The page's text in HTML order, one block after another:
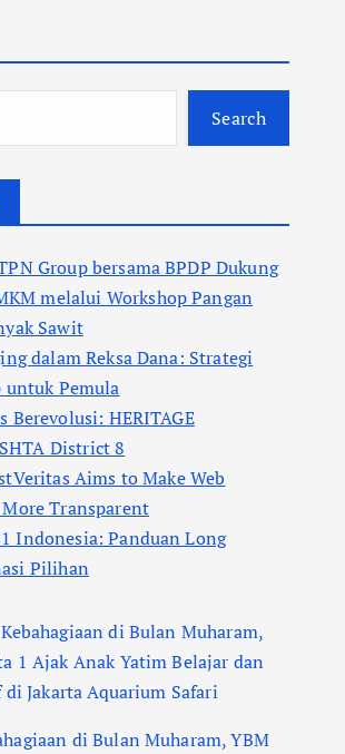
Search
Group bersama BPDP Dukung
melalui Workshop Pangan
Sawit
dalam Reksa Dana: Strategi
untuk Pemula
Berevolusi: HERITAGE
District 8
Aims to Make Web
Transparent
Indonesia: Panduan Long
Pilihan
di Bulan Muharam,
1 Ajak Anak Yatim Belajar dan
Jakarta Aquarium Safari
di Bulan Muharam, YBM